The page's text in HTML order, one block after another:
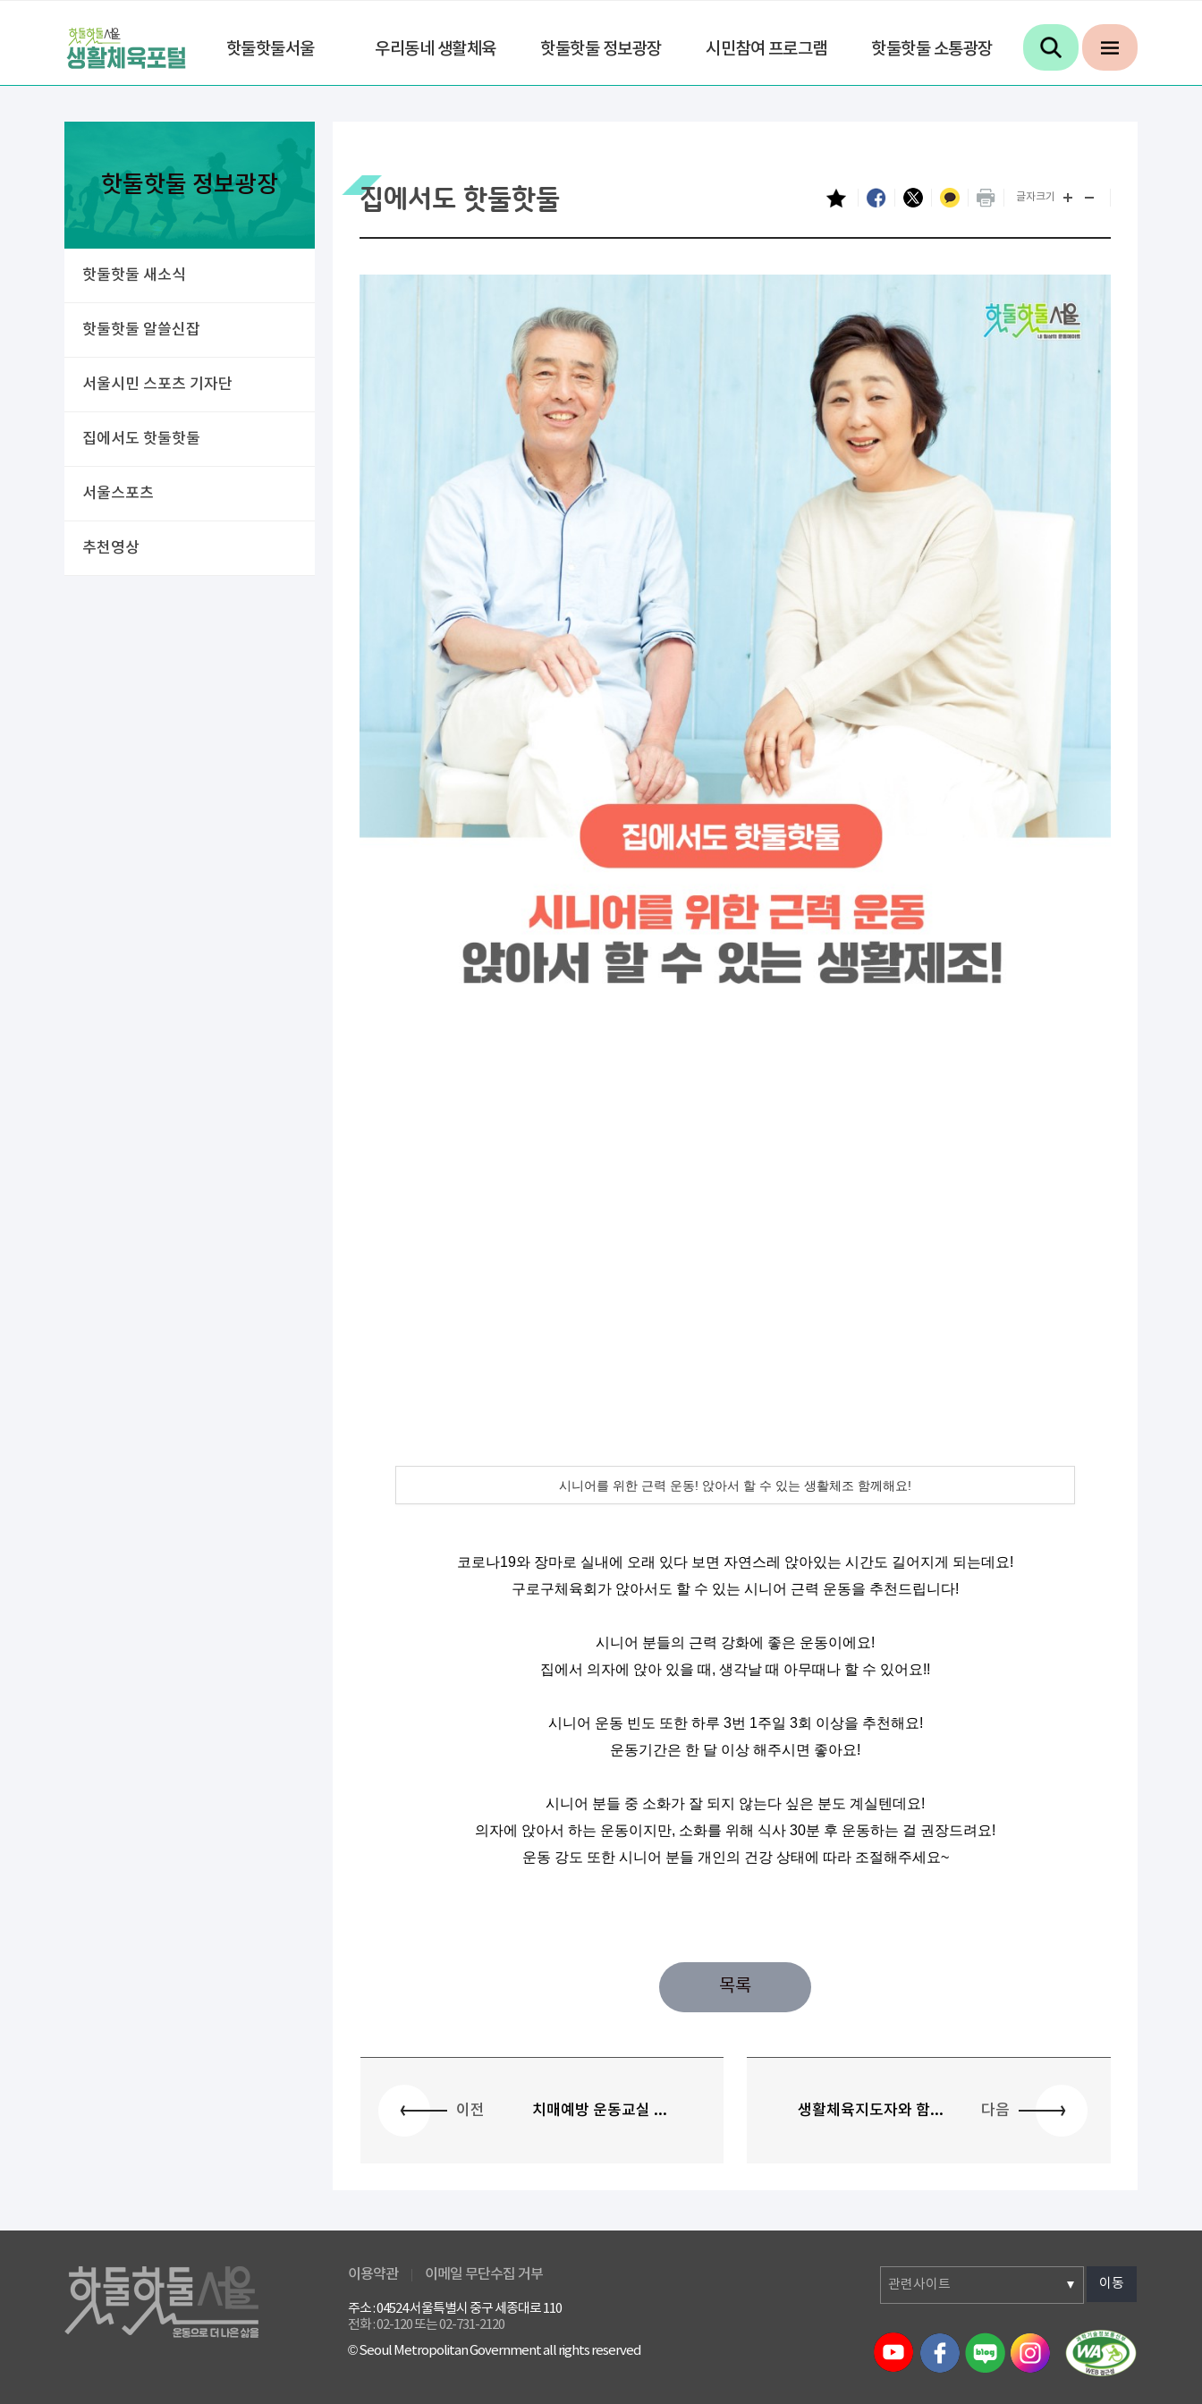
핫둘핫둘서울 우리동네 생활체육 핫둘핫둘 정보광장 시민참여 프로그램 핫둘핫둘 소통광장
핫둘핫둘 정보광장
핫둘핫둘 새소식
핫둘핫둘 알쓸신잡
서울시민 스포츠 기자단
집에서도 핫둘핫둘
서울스포츠
추천영상
집에서도 핫둘핫둘 글자크기
시니어를 위한 근력 운동! 앉아서 할 수 있는 생활체조 함께해요!
코로나19와 장마로 실내에 오래 있다 보면 자연스레 앉아있는 시간도 길어지게 되는데요!
구로구체육회가 앉아서도 할 수 있는 시니어 근력 운동을 추천드립니다!
시니어 분들의 근력 강화에 좋은 운동이에요!
집에서 의자에 앉아 있을 때, 생각날 때 아무때나 할 수 있어요!!
시니어 운동 빈도 또한 하루 3번 1주일 3회 이상을 추천해요!
운동기간은 한 달 이상 해주시면 좋아요!
시니어 분들 중 소화가 잘 되지 않는다 싶은 분도 계실텐데요!
의자에 앉아서 하는 운동이지만, 소화를 위해 식사 30분 후 운동하는 걸 권장드려요!
운동 강도 또한 시니어 분들 개인의 건강 상태에 따라 조절해주세요~
목록
이전 치매예방 운동교실 ... 생활체육지도자와 함... 다음
이용약관 이메일 무단수집 거부
주소 : 04524 서울특별시 중구 세종대로 110
전화 : 02-120 또는 02-731-2120
© Seoul Metropolitan Government all rights reserved
관련사이트 이동